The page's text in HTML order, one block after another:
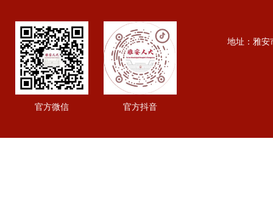
官方微信 官方抖音
地址：雅安